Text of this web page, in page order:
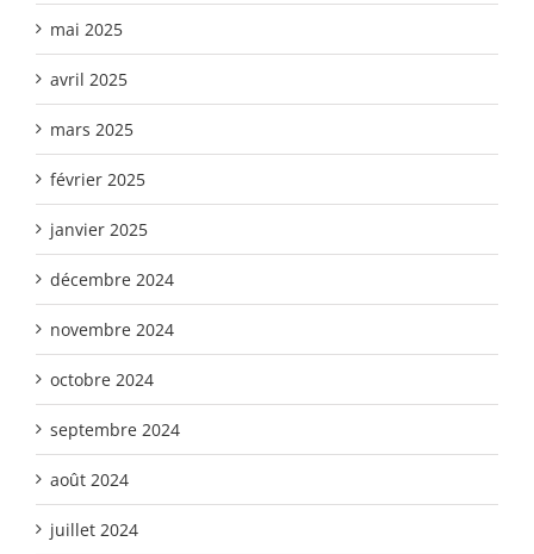
mai 2025
avril 2025
mars 2025
février 2025
janvier 2025
décembre 2024
novembre 2024
octobre 2024
septembre 2024
août 2024
juillet 2024